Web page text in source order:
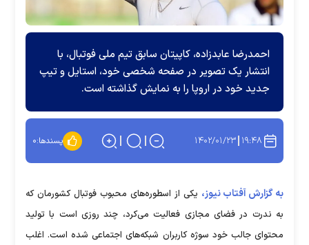
احمدرضا عابدزاده، کاپیتان سابق تیم ملی فوتبال، با
انتشار یک تصویر در صفحه شخصی خود، استایل و تیپ
جدید خود در اروپا را به نمایش گذاشته است.
۱۹:۴۸ ۱۴۰۲/۰۱/۲۳ پسندها:۰
به گزارش آفتاب نیوز، یکی از اسطوره‌های محبوب فوتبال کشورمان که
به ندرت در فضای مجازی فعالیت می‌کرد، چند روزی است با تولید
محتوای جالب خود سوژه کاربران شبکه‌های اجتماعی شده است. اغلب